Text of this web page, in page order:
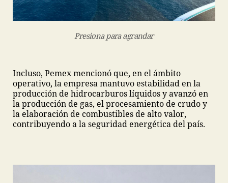
Presiona para agrandar
Incluso, Pemex mencionó que, en el ámbito
operativo, la empresa mantuvo estabilidad en la
producción de hidrocarburos líquidos y avanzó en
la producción de gas, el procesamiento de crudo y
la elaboración de combustibles de alto valor,
contribuyendo a la seguridad energética del país.